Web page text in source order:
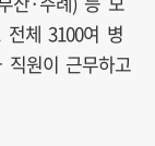
체 3100여 병
직원이 근무하고